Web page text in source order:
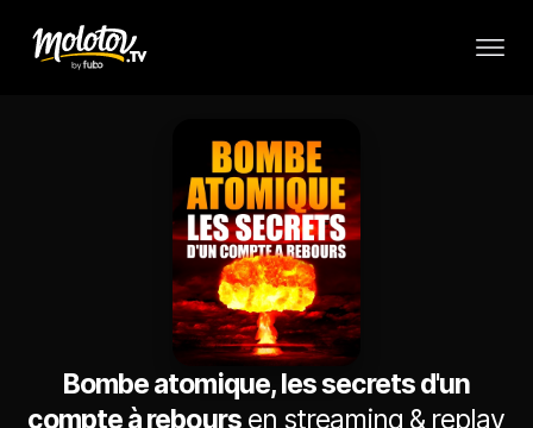
Bombe atomique, les secrets d'un
compte à reboursen streaming & replay